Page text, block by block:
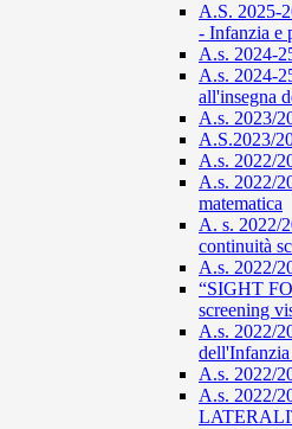
A.S. 2025-
- Infanzia e
A.s. 2024-
A.s. 2024-
all'insegna
A.s. 2023/
A.S.2023/
A.s. 2022/
A.s. 2022/
matematica
A. s. 2022/
continuità
A.s. 2022/
“SIGHT
screening
A.s. 2022/
A.s. 2022/
A.s. 2022/